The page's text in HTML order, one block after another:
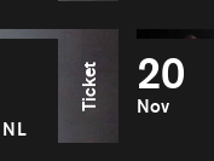
Ticket 20
Nov